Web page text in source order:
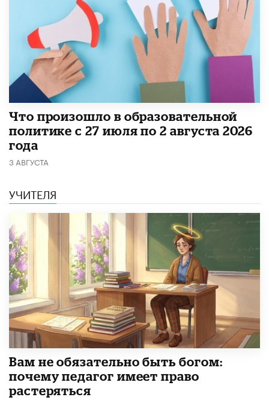
​Что произошло в образовательной
политике с 27 июля по 2 августа 2026
года
3 АВГУСТА
УЧИТЕЛЯ
​Вам не обязательно быть богом:
почему педагог имеет право
растеряться